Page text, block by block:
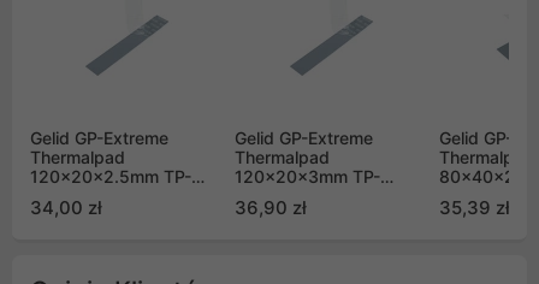
Gelid GP-Extreme
Thermalpad
120x20x2.5mm TP-
34,00 zł
Gelid GP-Extreme
Thermalpad
120x20x3mm TP-
36,90 zł
Gelid GP-
Thermalpad
35,39 zł